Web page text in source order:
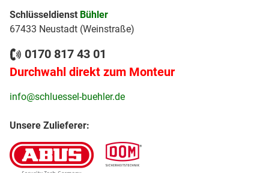
Schlüsseldienst Bühler
67433 Neustadt (Weinstraße)
0170 817 43 01
Durchwahl direkt zum Monteur
info@schluessel-buehler.de
Unsere Zulieferer: